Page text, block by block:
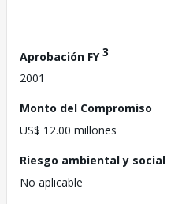
Aprobación FY3
2001
Monto del Compromiso
US$ 12.00 millones
Riesgo ambiental y social
No aplicable